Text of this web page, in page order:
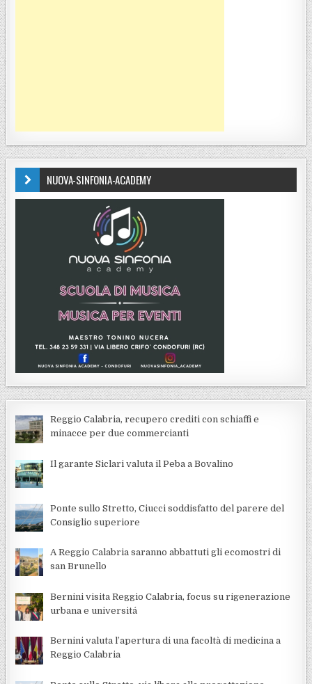
NUOVA-SINFONIA-ACADEMY
Reggio Calabria, recupero crediti con schiaffi e
minacce per due commercianti
Il garante Siclari valuta il Peba a Bovalino
Ponte sullo Stretto, Ciucci soddisfatto del parere del
Consiglio superiore
A Reggio Calabria saranno abbattuti gli ecomostri di
san Brunello
Bernini visita Reggio Calabria, focus su rigenerazione
urbana e universitá
Bernini valuta l’apertura di una facoltà di medicina a
Reggio Calabria